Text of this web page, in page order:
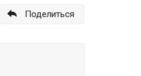
Поделиться